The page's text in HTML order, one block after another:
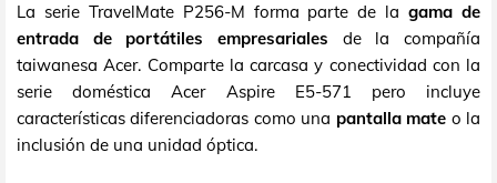
La serie TravelMate P256-M forma parte de lagama de
entrada de portátiles empresariales de la compañía
taiwanesa Acer. Comparte la carcasa y conectividad con la
serie doméstica Acer Aspire E5-571 pero incluye
características diferenciadoras como una pantalla mate o la
inclusión de una unidad óptica.